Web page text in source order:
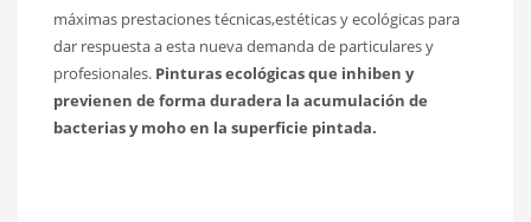
máximas prestaciones técnicas,estéticas y ecológicas para
dar respuesta a esta nueva demanda de particulares y
profesionales. Pinturas ecológicas que inhiben y
previenen de forma duradera la acumulación de
bacterias y moho en la superficie pintada.